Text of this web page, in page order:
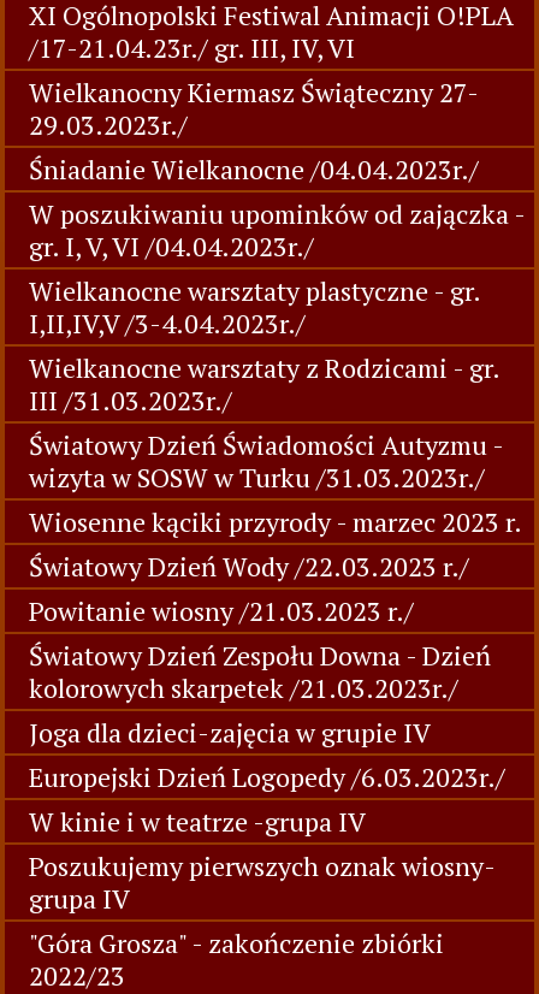
XI Ogólnopolski Festiwal Animacji O!PLA
/17-21.04.23r./ gr. III, IV, VI
Wielkanocny Kiermasz Świąteczny 27-
29.03.2023r./
Śniadanie Wielkanocne /04.04.2023r./
W poszukiwaniu upominków od zajączka -
gr. I, V, VI /04.04.2023r./
Wielkanocne warsztaty plastyczne - gr.
I,II,IV,V /3-4.04.2023r./
Wielkanocne warsztaty z Rodzicami - gr.
III /31.03.2023r./
Światowy Dzień Świadomości Autyzmu -
wizyta w SOSW w Turku /31.03.2023r./
Wiosenne kąciki przyrody - marzec 2023 r.
Światowy Dzień Wody /22.03.2023 r./
Powitanie wiosny /21.03.2023 r./
Światowy Dzień Zespołu Downa - Dzień
kolorowych skarpetek /21.03.2023r./
Joga dla dzieci-zajęcia w grupie IV
Europejski Dzień Logopedy /6.03.2023r./
W kinie i w teatrze -grupa IV
Poszukujemy pierwszych oznak wiosny-
grupa IV
"Góra Grosza" - zakończenie zbiórki
2022/23